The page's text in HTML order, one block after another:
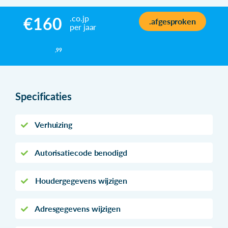
€160
,99
.co.jp
per jaar
.afgesproken
Specificaties
Verhuizing
Autorisatiecode benodigd
Houdergegevens wijzigen
Adresgegevens wijzigen